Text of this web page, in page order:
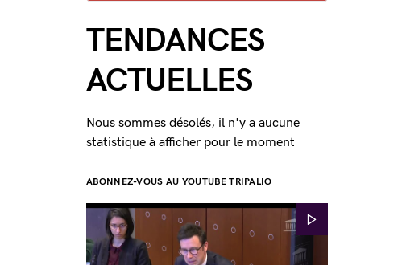
TENDANCES
ACTUELLES
Nous sommes désolés, il n'y a aucune
statistique à afficher pour le moment
ABONNEZ-VOUS AU YOUTUBE TRIPALIO